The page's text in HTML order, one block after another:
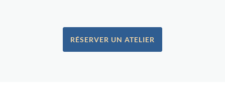
RÉSERVER UN ATELIER